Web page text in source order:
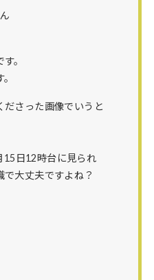
。
ださった画像でいうと
15日12時台に見られ
大丈夫ですよね？